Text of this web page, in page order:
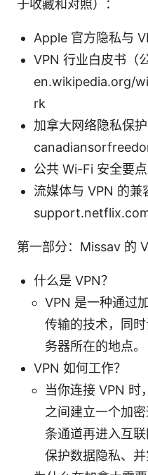
于收藏和对照）：
Apple 官方隐私与
VPN 行业白皮书（
en.wikipedia.org/
rk
加拿大网络隐私保
公共 Wi-Fi 安全要
流媒体与 VPN 的兼
第一部分：Missav 的
什么是 VPN？
VPN 是一种通过
传输的技术，同
务器所在的地点。
VPN 如何工作？
当你连接 VPN 时
之间建立一个加
条通道再进入互联
保护数据隐私、并